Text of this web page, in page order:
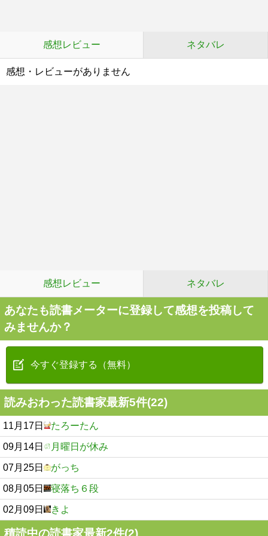
感想レビュー ネタバレ
感想・レビューがありません
感想レビュー ネタバレ
あなたも読書メーターに登録して感想を投稿して
みませんか？
今すぐ登録する（無料）
読みおわった読書家最新5件(22)
11月17日 たろーたん
09月14日 月曜日が休み
07月25日 がっち
08月05日 寝落ち６段
02月09日 きよ
積読中の読書家最新2件(2)